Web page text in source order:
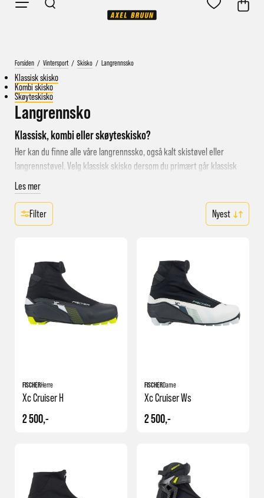
Forsiden / Vintersport / Skisko / Langrennssko
Klassisk skisko
Kombi skisko
Skøyteskisko
Langrennsko
Klassisk, kombi eller skøyteskisko?
Her kan du finne alle våre langrennssko, også kalt skistøvel eller
langrennstøvel. Velg klassisk skisko dersom du primært går klassisk
langrenn i skispor. Veksler du mellom klassisk og skøyting og ønsker
kun èn skisko kan du velge kombi skisko. Til deg som foretrekker
skøyting anbefaler vi skøyteskisko som har alle egenskapene tilpasset
skøytestilen.
Det kan være lurt å prøve langrennsskoene før du kjøper, men vit at vi
åpent kjøp og angrerett
dersom du skulle ombestemme deg før du
begynner å bruke skiskoene. Les mer om hver enkelt skisko i
produktinformasjon, og dersom du har spørsmål eller trenger råd vil vi
hjelpe deg, enten i butikk, på telefon 73532093 ellere-post
Les mer
Filter
FISCHERHerre
Xc Cruiser H
2 500,-
FISCHERDame
Xc Cruiser Ws
2 500,-